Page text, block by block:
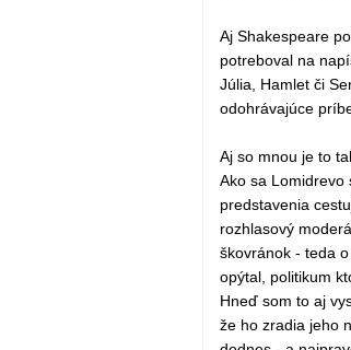
Aj Shakespeare
potreboval na
Júlia, Hamlet či
odohrávajúce
Aj so mnou je to
Ako sa Lomidrevo
predstavenia
rozhlasový
škovránok - teda
opýtal, politikum
Hneď som to aj
že ho zradia jeho